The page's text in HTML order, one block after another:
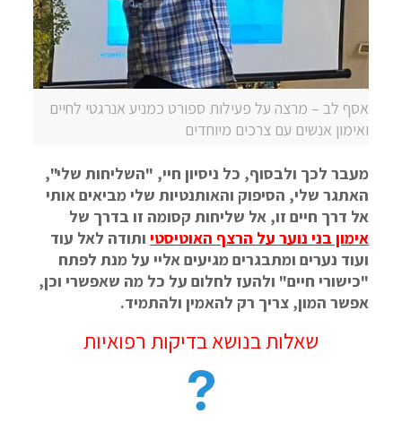
אסף לב – מרצה על פעילות ספורט כמניע אנרגטי לחיים
ואימון אנשים עם צרכים מיוחדים
מעבר לכך ולבסוף, כל ניסיון חיי, "השליחות שלי",
האתגר שלי, הסיפוק והאותנטיות שלי מביאים אותי
אל דרך חיים זו, אל שליחות קסומה זו בדרך של
אימון בני נוער על הרצף האוטיסטיותודה לאל עוד
ועוד נערים ומתבגרים מגיעים אליי על מנת לפתח
"כישורי חיים" ולהעז לחלום על כל מה שאפשרי וכן,
אפשר המון, צריך רק להאמין ולהתמיד.
שאלות בנושא בדיקות רפואיות